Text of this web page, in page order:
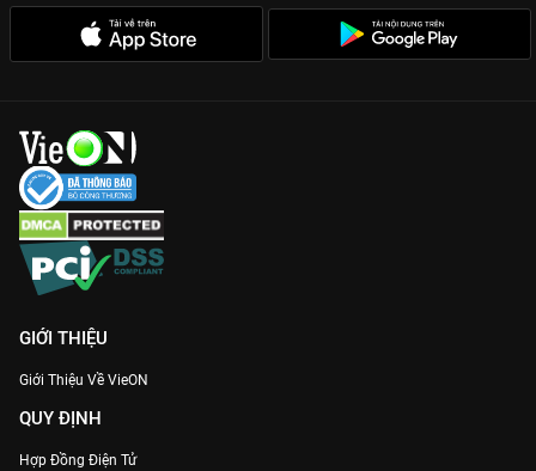
GIỚI THIỆU
Giới Thiệu Về VieON
QUY ĐỊNH
Hợp Đồng Điện Tử